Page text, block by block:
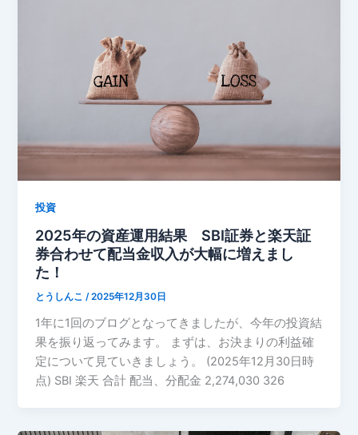
投資
2025年の資産運用結果 SBI証券と楽天証
券合わせて配当金収入が大幅に増えまし
た！
とうしんこ/2025年12月30日
1年に1回のブログとなってきましたが、今年の投資結
果を振り返ってみます。 まずは、お決まりの利益確
定について見ていきましょう。 (2025年12月30日時
点) SBI 楽天 合計 配当、分配金 2,274,030 326